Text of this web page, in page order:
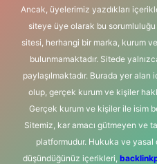
Ancak, üyelerimiz yazdıkları
siteye üye olarak bu sorumluluğu
sitesi, herhangi bir marka, kurum
bulunmamaktadır. Sitede
paylaşılmaktadır. Burada yer
olup, gerçek kurum ve kişiler
Gerçek kurum ve kişiler ile isim
Sitemiz, kar amacı gütmeyen ve
platformudur. Hukuka ve yasal
düşündüğünüz içerikleri,